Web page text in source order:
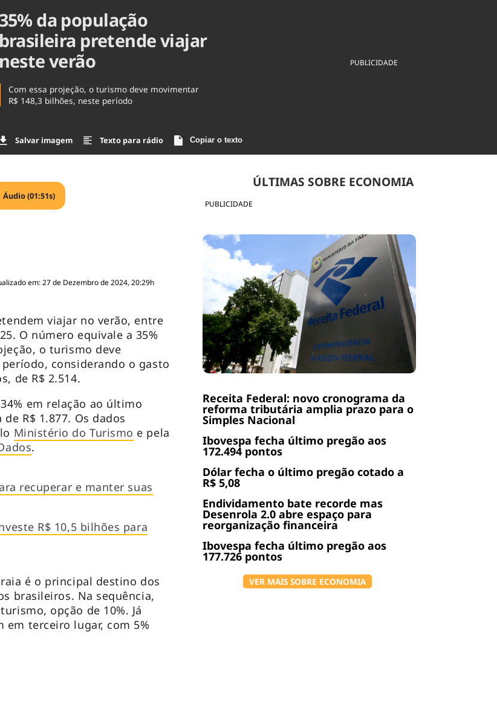
Brasil Mineral
Ciência & Tecnologia
35% da população
brasileira pretende viajar
neste verão
Com essa projeção, o turismo deve movimentar
R$ 148,3 bilhões, neste período
Salvar imagem Texto para rádio Copiar o texto
PUBLICIDADE
PUBLICIDADE
ÚLTIMAS SOBRE ECONOMIA
Receita Federal: novo cronograma da
reforma tributária amplia prazo para o
Simples Nacional
Ibovespa fecha último pregão aos
172.494 pontos
Dólar fecha o último pregão cotado a
R$ 5,08
Endividamento bate recorde mas
Desenrola 2.0 abre espaço para
reorganização financeira
Ibovespa fecha último pregão aos
177.726 pontos
VER MAIS SOBRE ECONOMIA
Áudio (01:51s)
em: 27 de Dezembro de 2024, 20:29h
viajar no verão, entre
O número equivale a 35%
o turismo deve
considerando o gasto
de R$ 2.514.
em relação ao último
R$ 1.877. Os dados
Ministério do Turismo e pela
.
recuperar e manter suas
R$ 10,5 bilhões para
é o principal destino dos
brasileiros. Na sequência,
opção de 10%. Já
em terceiro lugar, com 5%